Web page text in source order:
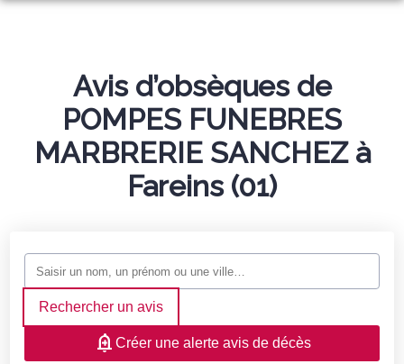
FRANS
NOS SERVICES FUNÉRAIRES
ORGANISER DES OBSÈQUES
PRÉVOIR SES OBSÈQUES
NOTRE CHAMBRE FUNERAIRE
MARBRERIE ET MONUMENTS
ESPACE HOMMAGES
Avis d’obsèques de
POMPES FUNEBRES
MARBRERIE SANCHEZ à
Fareins (01)
Rechercher un avis
Créer une alerte avis de décès